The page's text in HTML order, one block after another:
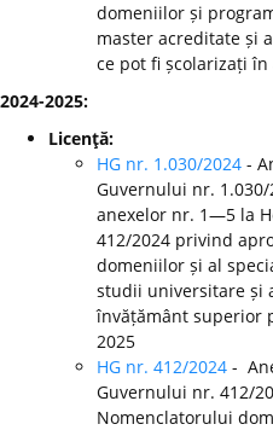
domeniilor și
master acreditate și
ce pot fi școlarizați
2024-2025:
Licenţă:
HG nr. 1.030/2024 -
Guvernului nr.
anexelor nr. 1—5 la
412/2024 privind
domeniilor și al
studii universitare
învățământ superior
2025
HG nr. 412/2024 -
Guvernului nr. 412/
Nomenclatorului